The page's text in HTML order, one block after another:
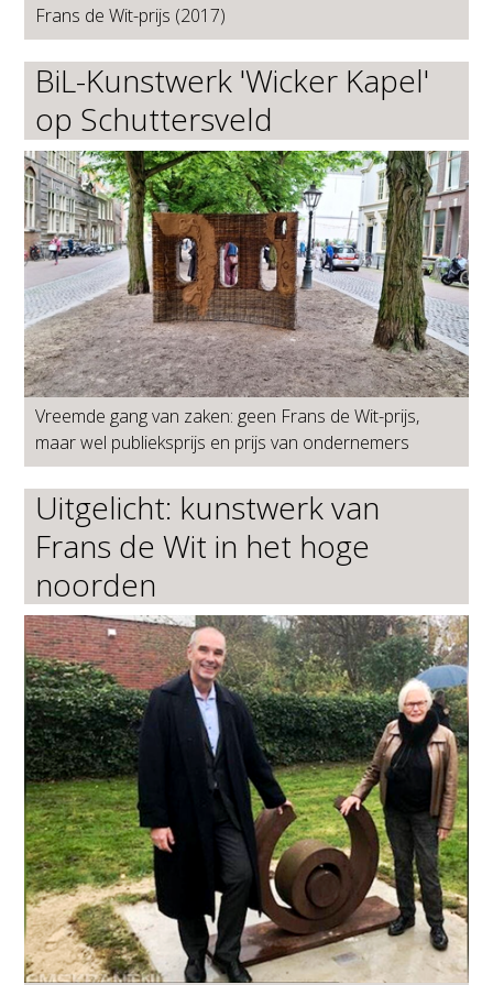
Frans de Wit-prijs (2017)
BiL-Kunstwerk 'Wicker Kapel'
op Schuttersveld
Vreemde gang van zaken: geen Frans de Wit-prijs,
maar wel publieksprijs en prijs van ondernemers
Uitgelicht: kunstwerk van
Frans de Wit in het hoge
noorden